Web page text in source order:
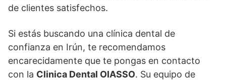
de clientes satisfechos.
Si estás buscando una clínica dental de
confianza en Irún, te recomendamos
encarecidamente que te pongas en contacto
con la Clinica Dental OIASSO. Su equipo de